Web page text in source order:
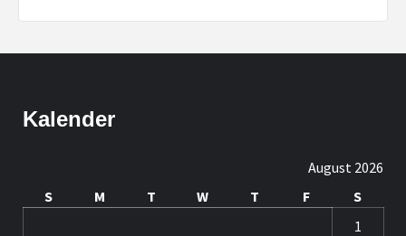
Kalender
August 2026
S
M T W T F
S
1